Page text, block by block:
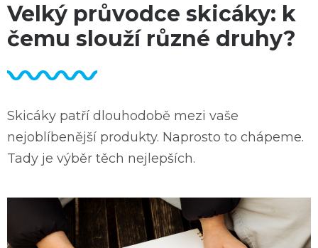
Velký průvodce skicáky: k
čemu slouží různé druhy?
Skicáky patří dlouhodobě mezi vaše
nejoblíbenější produkty. Naprosto to chápeme.
Tady je výběr těch nejlepších.